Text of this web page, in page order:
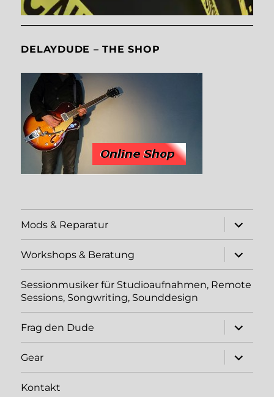
DELAYDUDE – THE SHOP
Mods & Reparatur
öffnen
Workshops & Beratung
öffnen
Sessionmusiker für Studioaufnahmen, Remote
Sessions, Songwriting, Sounddesign
Frag den Dude
öffnen
Gear
öffnen
Kontakt